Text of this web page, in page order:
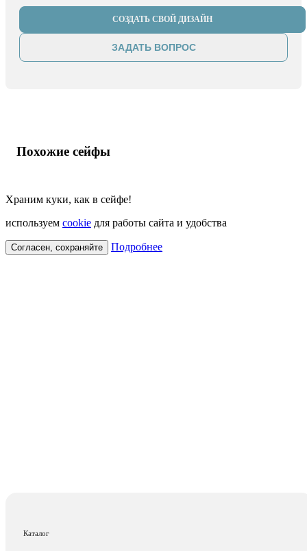
Каталог
СОЗДАТЬ СВОЙ ДИЗАЙН
ЗАДАТЬ ВОПРОС
Похожие сейфы
Храним куки, как в сейфе!
используем cookie для работы сайта и удобства
Согласен, сохраняйте Подробнее